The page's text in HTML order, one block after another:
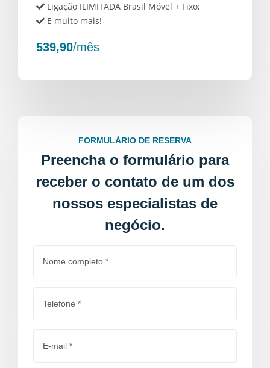
Ligação ILIMITADA Brasil Móvel + Fixo;
E muito mais!
539,90/mês
FORMULÁRIO DE RESERVA
Preencha o formulário para
receber o contato de um dos
nossos especialistas de
negócio.